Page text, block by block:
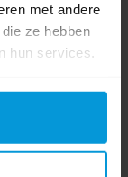
met andere
ze hebben
hun services.